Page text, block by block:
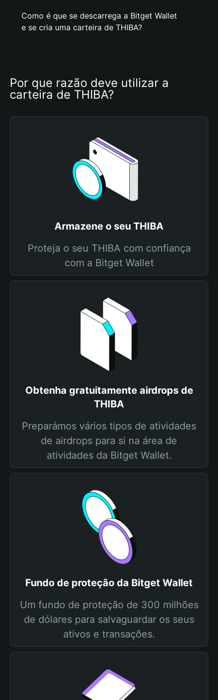
Como é que se descarrega a Bitget Wallet
e se cria uma carteira de THIBA?
Por que razão deve utilizar a
carteira de THIBA?
Armazene o seu THIBA
Proteja o seu THIBA com confiança
com a Bitget Wallet
Obtenha gratuitamente airdrops de
THIBA
Preparámos vários tipos de atividades
de airdrops para si na área de
atividades da Bitget Wallet.
Fundo de proteção da Bitget Wallet
Um fundo de proteção de 300 milhões
de dólares para salvaguardar os seus
ativos e transações.